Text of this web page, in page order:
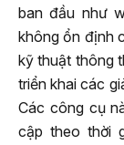
ban đầu như
không ổn định
kỹ thuật thông
triển khai các
Các công cụ
cập theo thời